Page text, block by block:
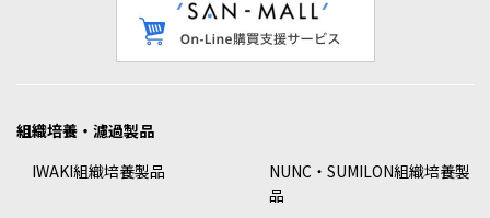
組織培養・濾過製品
IWAKI組織培養製品
NUNC・SUMILON組織培養製
品